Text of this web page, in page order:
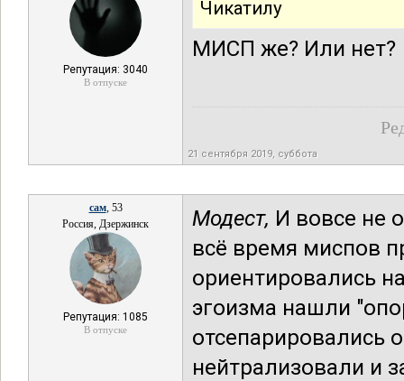
Репутация: 3040
В отпуске
Чикатилу
МИСП же? Или нет?
21 сентября 2019, суббота
сам, 53
Россия, Дзержинск
Репутация: 1085
В отпуске
Модест, И вовсе не
всё время миспов
ориентировались
эгоизма нашли
отсепарировались
нейтрализовали и